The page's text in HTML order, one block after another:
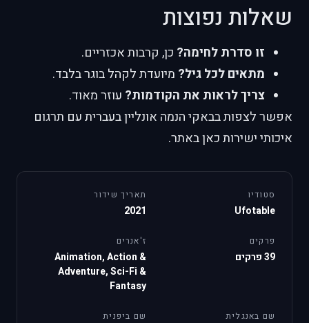
שאלות נפוצות
זו סדרת לחימה? כן, קרבות אכזריים.
מתאים לכל גיל? מיועדת לקהל בוגר בלבד.
צריך לראות את הקודמות? עוזר מאוד.
אפשר לצפות בבאקי הנמה אונליין בעברית עם תרגום
איכותי ישירות כאן באתר.
סטודיו
Ufotable
תאריך שידור
2021
פרקים
39 פרקים
ז'אנרים
Animation, Action &
Adventure, Sci-Fi &
Fantasy
שם באנגלית שם ביפנית